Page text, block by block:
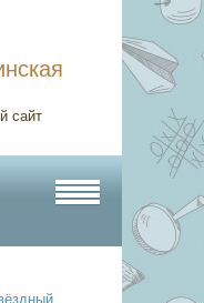
сайт